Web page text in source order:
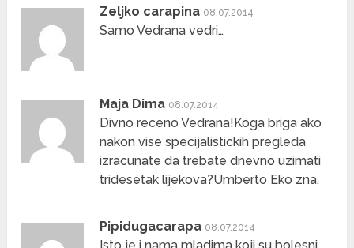
Zeljko carapina 08.07.2014
Samo Vedrana vedri…
Maja Dima 08.07.2014
Divno receno Vedrana!Koga briga ako
nakon vise specijalistickih pregleda
izracunate da trebate dnevno uzimati
tridesetak lijekova?Umberto Eko zna.
Pipidugacarapa 08.07.2014